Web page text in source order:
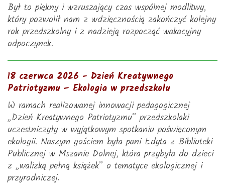
Był to piękny i wzruszający czas wspólnej modlitwy,
który pozwolił nam z wdzięcznością zakończyć kolejny
rok przedszkolny i z nadzieją rozpocząć wakacyjny
odpoczynek.
18 czerwca 2026 - Dzień Kreatywnego
Patriotyzmu – Ekologia w przedszkolu
W ramach realizowanej innowacji pedagogicznej
„Dzień Kreatywnego Patriotyzmu” przedszkolaki
uczestniczyły w wyjątkowym spotkaniu poświęconym
ekologii. Naszym gościem była pani Edyta z Biblioteki
Publicznej w Mszanie Dolnej, która przybyła do dzieci
z „walizką pełną książek” o tematyce ekologicznej i
przyrodniczej.